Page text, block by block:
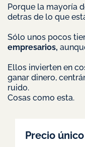
Porque la mayoría
detras de lo que
Sólo unos pocos
empresarios,
Ellos invierten en
ganar dinero,
ruido.
Cosas como esta.
Precio